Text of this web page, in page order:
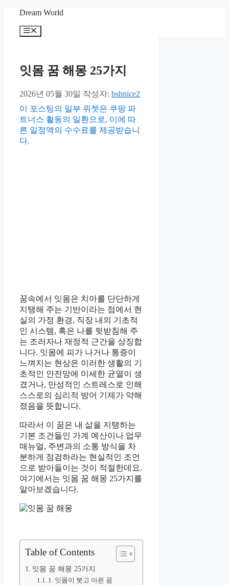
Dream World
메
잇몸 꿈 해몽 25가지
2026년 05월 30일 작성자: bshnice2
이 포스팅의 일부 위젯은 쿠팡 파
트너스 활동의 일환으로, 이에 따
른 일정액의 수수료를 제공받습니
다.
꿈속에서 잇몸은 치아를 단단하게
지탱해 주는 기반이라는 점에서 현
실의 가정 환경, 직장 내의 기초적
인 시스템, 혹은 나를 뒷받침해 주
는 조러자나 재정적 근간을 상징합
니다. 잇몸에 피가 나거나 통증이
느껴지는 현상은 이러한 생활의 기
초적인 안전망에 미세한 균열이 생
겼거나, 만성적인 스트레스로 인해
스스로의 심리적 방어 기제가 약해
졌음을 뜻합니다.
따라서 이 꿈은 내 삶을 지탱하는
기본 조건들인 가계 예산이나 업무
매뉴얼, 주변과의 소통 방식을 차
분하게 점검하라는 현실적인 조언
으로 받아들이는 것이 적절한데요.
여기에서는 잇몸 꿈 해몽 25가지를
알아보겠습니다.
Table of Contents
잇몸 꿈 해몽 25가지
1. 잇몸이 붓고 아픈 꿈